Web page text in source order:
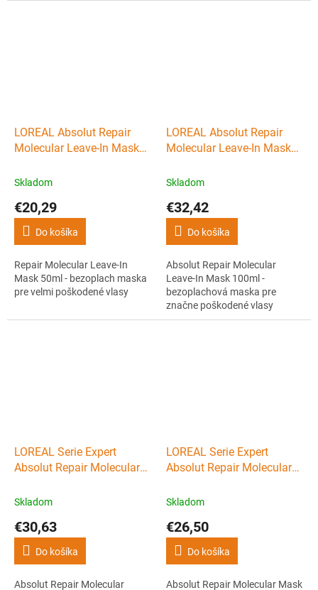
LOREAL Absolut Repair
Molecular Leave-In Mask
pre velmi poškodené vlasy
Skladom
€20,29
Do košíka
Repair Molecular Leave-In
Mask 50ml - bezoplach maska
pre velmi poškodené vlasy
LOREAL Absolut Repair
Molecular Leave-In Mask
pre velmi poškodené vlasy
Skladom
€32,42
Do košíka
Absolut Repair Molecular
Leave-In Mask 100ml -
bezoplachová maska pre
značne poškodené vlasy
LOREAL Serie Expert
Absolut Repair Molecular
pre značne poškodené
Skladom
€30,63
Do košíka
Absolut Repair Molecular
LOREAL Serie Expert
Absolut Repair Molecular
značne poškodené vlasy
Skladom
€26,50
Do košíka
Absolut Repair Molecular Mask